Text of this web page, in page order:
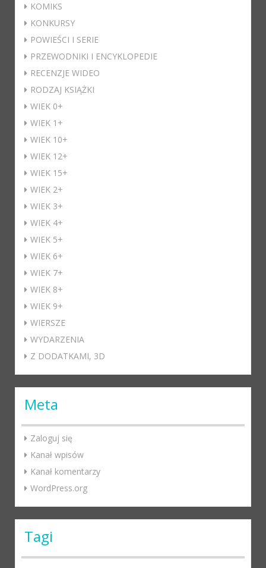
KOMIKS
KONKURSY
POWIEŚCI I SERIE
PRZEWODNIKI I ENCYKLOPEDIE
RECENZJE WIDEO
RODZAJ KSIĄŻKI
WIEK 0+
WIEK 1+
WIEK 10+
WIEK 12+
WIEK 15+
WIEK 2+
WIEK 3+
WIEK 4+
WIEK 5+
WIEK 6+
WIEK 7+
WIEK 8+
WIEK 9+
WIERSZE
WYDARZENIA
Z DODATKAMI, 3D
Meta
Zaloguj się
Kanał wpisów
Kanał komentarzy
WordPress.org
Tagi